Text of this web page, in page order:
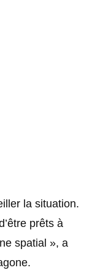
la situation.
prêts à
spatial », a